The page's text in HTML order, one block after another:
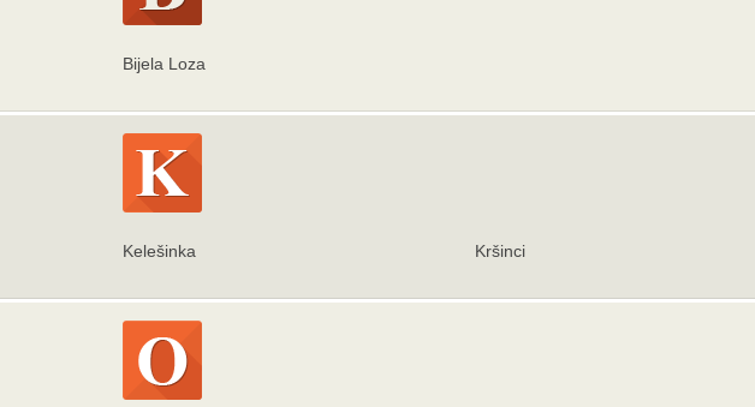
Bijela Loza
Kelešinka Kršinci